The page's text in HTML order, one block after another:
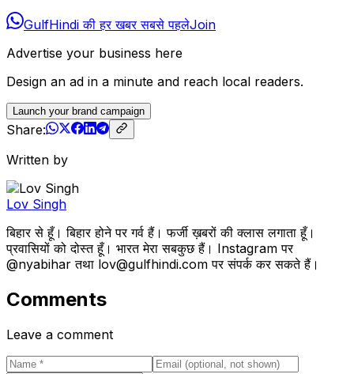
GulfHindi की हर खबर सबसे पहलेJoin
Advertise your business here
Design an ad in a minute and reach local readers.
Launch your brand campaign
Share:
Written by
Lov Singh
बिहार से हूँ। बिहार होने पर गर्व हैं। फर्जी ख़बरों की क्लास लगाता हूँ।
प्रवासियों को दोस्त हूँ। भारत मेरा सबकुछ हैं। Instagram पर
@nyabihar तथा lov@gulfhindi.com पर संपर्क कर सकते हैं।
Comments
Leave a comment